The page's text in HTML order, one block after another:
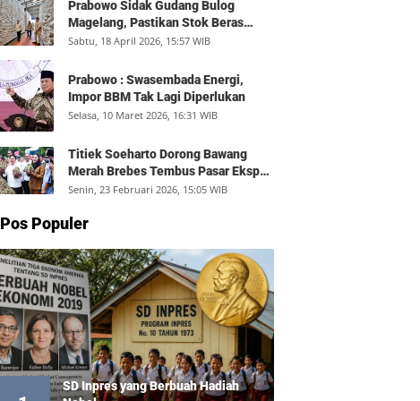
Prabowo Sidak Gudang Bulog
Magelang, Pastikan Stok Beras
Aman dan Distribusi Lancar
Sabtu, 18 April 2026, 15:57 WIB
Prabowo : Swasembada Energi,
Impor BBM Tak Lagi Diperlukan
Selasa, 10 Maret 2026, 16:31 WIB
Titiek Soeharto Dorong Bawang
Merah Brebes Tembus Pasar Ekspor,
Petani Bisa Untung Rp350 Juta per
Senin, 23 Februari 2026, 15:05 WIB
Pos Populer
SD Inpres yang Berbuah Hadiah